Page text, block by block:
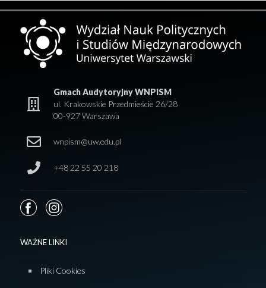
Gmach Audytoryjny WNPISM
ul. Krakowskie Przedmieście 26/28
00-927 Warszawa
wnpism@uw.edu.pl
+48 22 55 20 218
WAŻNE LINKI
Pliki Cookies